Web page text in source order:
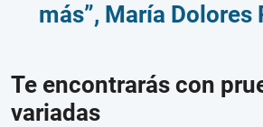
más”, María Dolores
Te encontrarás con
variadas